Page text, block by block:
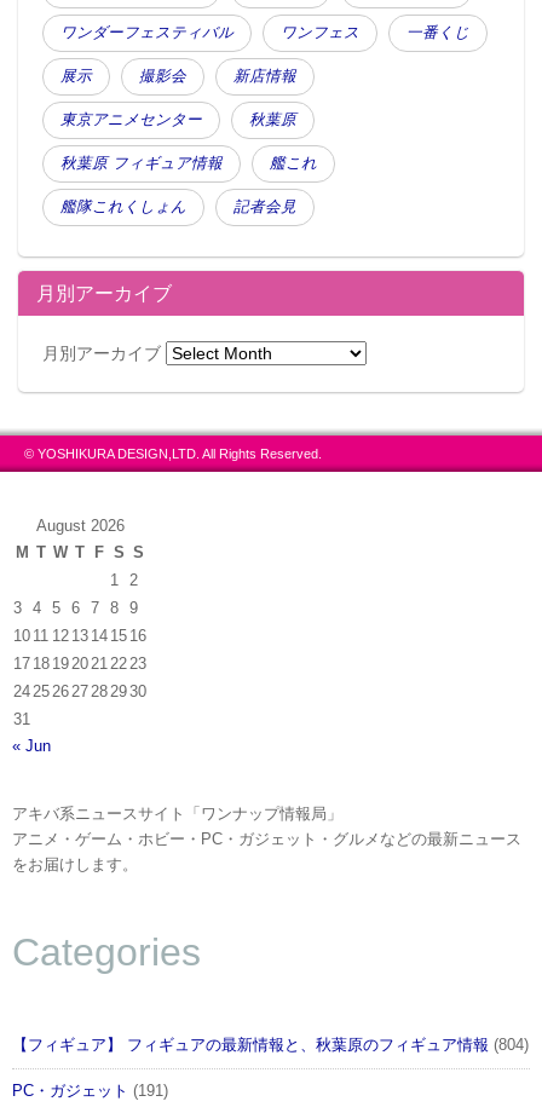
ワンダーフェスティバル ワンフェス 一番くじ
展示 撮影会 新店情報
東京アニメセンター 秋葉原
秋葉原 フィギュア情報 艦これ
艦隊これくしょん 記者会見
月別アーカイブ
月別アーカイブ
© YOSHIKURA DESIGN,LTD. All Rights Reserved.
August 2026
M T W T F S S
1
2
3
4 5 6 7 8
9
10 11 12 13 14 15 16
17 18 1920212223
24252627282930
31
« Jun
アキバ系ニュースサイト「ワンナップ情報局」
アニメ・ゲーム・ホビー・PC・ガジェット・グルメなどの最新ニュース
をお届けします。
Categories
【フィギュア】 フィギュアの最新情報と、秋葉原のフィギュア情報 (804)
PC・ガジェット (191)